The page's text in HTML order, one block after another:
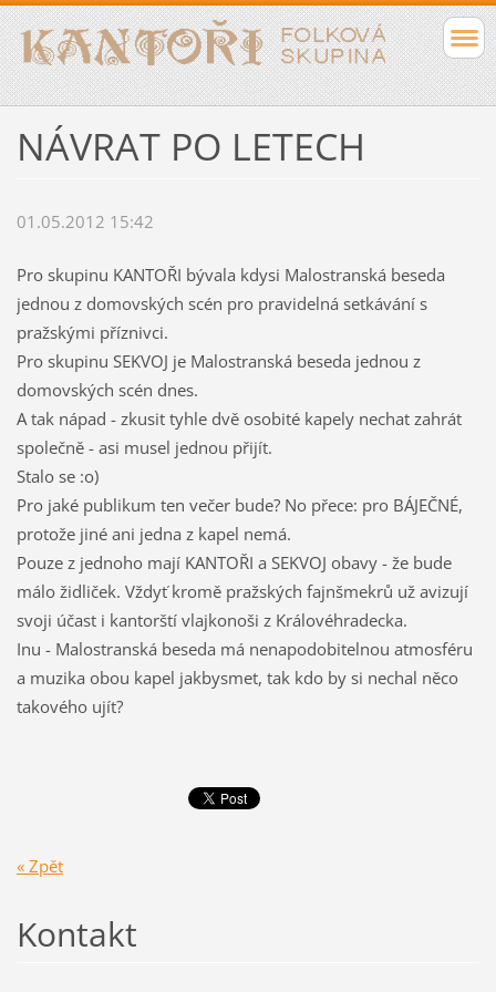
NÁVRAT PO LETECH
01.05.2012 15:42
Pro skupinu KANTOŘI bývala kdysi Malostranská beseda
jednou z domovských scén pro pravidelná setkávání s
pražskými příznivci.
Pro skupinu SEKVOJ je Malostranská beseda jednou z
domovských scén dnes.
A tak nápad - zkusit tyhle dvě osobité kapely nechat zahrát
společně - asi musel jednou přijít.
Stalo se :o)
Pro jaké publikum ten večer bude? No přece: pro BÁJEČNÉ,
protože jiné ani jedna z kapel nemá.
Pouze z jednoho mají KANTOŘI a SEKVOJ obavy - že bude
málo židliček. Vždyť kromě pražských fajnšmekrů už avizují
svoji účast i kantorští vlajkonoši z Královéhradecka.
Inu - Malostranská beseda má nenapodobitelnou atmosféru
a muzika obou kapel jakbysmet, tak kdo by si nechal něco
takového ujít?
« Zpět
Kontakt